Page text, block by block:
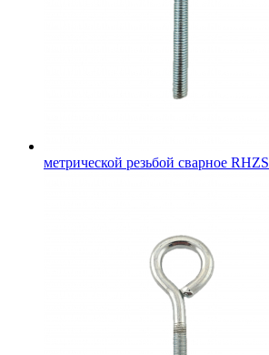
метрической резьбой сварное RHZS